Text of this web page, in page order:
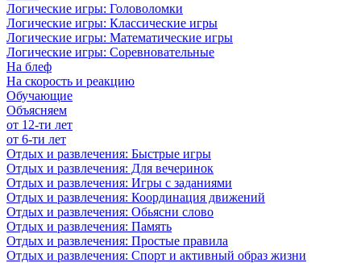
Логические игры: Головоломки
Логические игры: Классические игры
Логические игры: Математические игры
Логические игры: Соревновательные
На блеф
На скорость и реакцию
Обучающие
Объясняем
от 12-ти лет
от 6-ти лет
Отдых и развлечения: Быстрые игры
Отдых и развлечения: Для вечеринок
Отдых и развлечения: Игры с заданиями
Отдых и развлечения: Координация движений
Отдых и развлечения: Обьясни слово
Отдых и развлечения: Память
Отдых и развлечения: Простые правила
Отдых и развлечения: Спорт и активный образ жизни